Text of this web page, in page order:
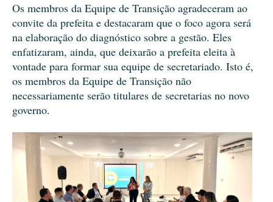
Os membros da Equipe de Transição agradeceram ao
convite da prefeita e destacaram que o foco agora será
na elaboração do diagnóstico sobre a gestão. Eles
enfatizaram, ainda, que deixarão a prefeita eleita à
vontade para formar sua equipe de secretariado. Isto é,
os membros da Equipe de Transição não
necessariamente serão titulares de secretarias no novo
governo.